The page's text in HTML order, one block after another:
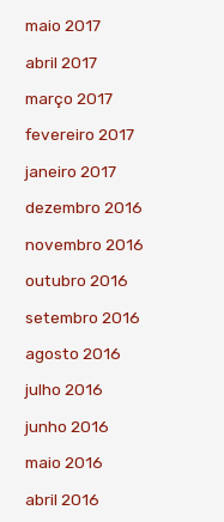
maio 2017
abril 2017
março 2017
fevereiro 2017
janeiro 2017
dezembro 2016
novembro 2016
outubro 2016
setembro 2016
agosto 2016
julho 2016
junho 2016
maio 2016
abril 2016